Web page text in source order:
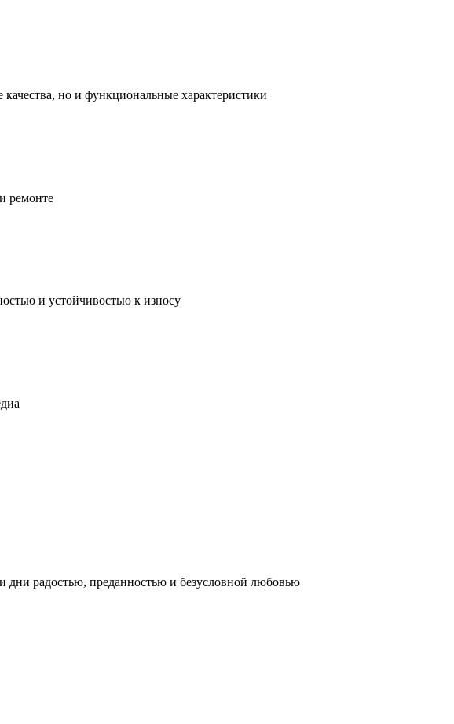
но и функциональные характеристики
ремонте
и устойчивостью к износу
радостью, преданностью и безусловной любовью